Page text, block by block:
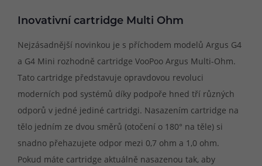
Inovativní cartridge Multi Ohm
Nejzásadnější novinkou je s příchodem modelů Argus G4
a G4 Mini rozhodně cartridge VooPoo Argus Multi-Ohm.
Tato cartridge představuje opravdovou revoluci
moderních pod systémů díky podpoře hned tří různých
odporů v jedné jediné cartridgi. Nasazením cartridge na
tělo jedním ze dvou směrů (otočení o 180° na těle) si
snadno přehazujete odpor mezi 0,7 ohm a 1,0 ohm.
Pokud máte cartridge aktuálně nasazenou tak, aby